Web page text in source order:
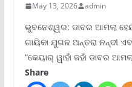
May 13, 2026 admin
ଭୁବନେଶ୍ୱର: ଡାବର ଆମଲା
ଗାୟିକା ଯୁଗଳ ଅନ୍ତରା ନନ୍ଦୀ
“କେୟାର୍ ୱାହାଁ ଜହାଁ ଡାବର
Share